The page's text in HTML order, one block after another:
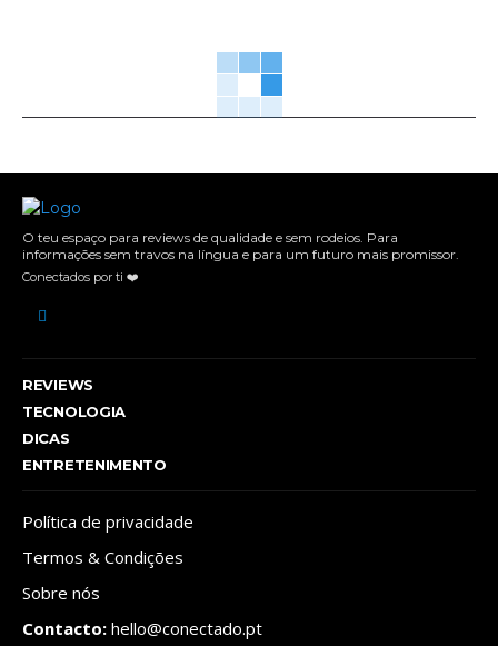
O teu espaço para reviews de qualidade e sem rodeios. Para
informações sem travos na língua e para um futuro mais promissor.
Conectados por ti ❤️
REVIEWS
TECNOLOGIA
DICAS
ENTRETENIMENTO
Política de privacidade
Termos & Condições
Sobre nós
Contacto: hello@conectado.pt